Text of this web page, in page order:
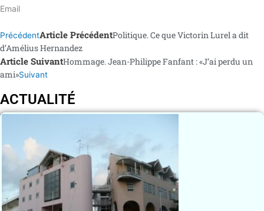
Email
PrécédentArticle PrécédentPolitique. Ce que Victorin Lurel a dit
d’Amélius Hernandez
Article SuivantHommage. Jean-Philippe Fanfant : «J’ai perdu un
ami»Suivant
ACTUALITÉ